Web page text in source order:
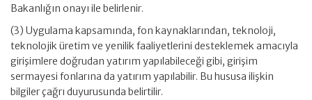
Bakanlığın onayı ile belirlenir.
(3) Uygulama kapsamında, fon kaynaklarından, teknoloji,
teknolojik üretim ve yenilik faaliyetlerini desteklemek amacıyla
girişimlere doğrudan yatırım yapılabileceği gibi, girişim
sermayesi fonlarına da yatırım yapılabilir. Bu hususa ilişkin
bilgiler çağrı duyurusunda belirtilir.